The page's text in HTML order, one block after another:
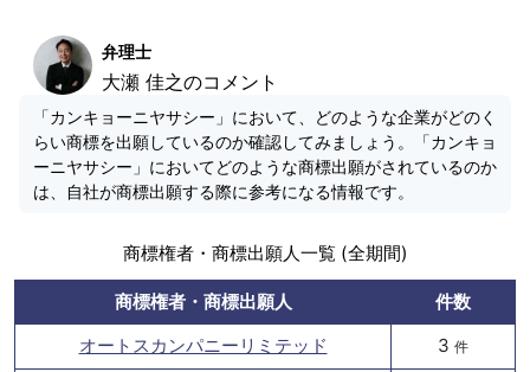
弁理士
大瀬 佳之のコメント
「カンキョーニヤサシー」において、どのような企業がどのく
らい商標を出願しているのか確認してみましょう。「カンキョ
ーニヤサシー」においてどのような商標出願がされているのか
は、自社が商標出願する際に参考になる情報です。
商標権者・商標出願人一覧 (全期間)
商標権者・商標出願人
件数
オートスカンパニーリミテッド
3 件